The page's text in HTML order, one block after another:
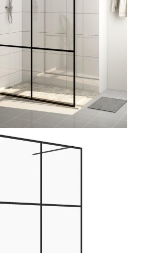
Подложки за фитнес уреди
Силови кули
Йога и пилатес